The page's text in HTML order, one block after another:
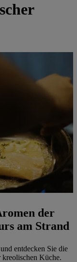
der
am Strand
entdecken Sie die
kreolischen Küche.